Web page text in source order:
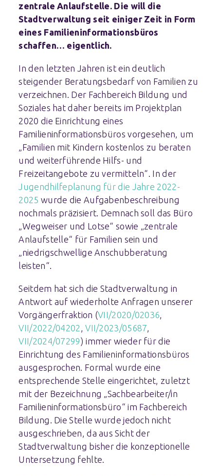
zentrale Anlaufstelle. Die will die
Stadtverwaltung seit einiger Zeit in Form
eines Familieninformationsbüros
schaffen… eigentlich.
In den letzten Jahren ist ein deutlich
steigender Beratungsbedarf von Familien zu
verzeichnen. Der Fachbereich Bildung und
Soziales hat daher bereits im Projektplan
2020 die Einrichtung eines
Familieninformationsbüros vorgesehen, um
„Familien mit Kindern kostenlos zu beraten
und weiterführende Hilfs- und
Freizeitangebote zu vermitteln“. In der
Jugendhilfeplanung für die Jahre 2022-
2025 wurde die Aufgabenbeschreibung
nochmals präzisiert. Demnach soll das Büro
„Wegweiser und Lotse“ sowie „zentrale
Anlaufstelle“ für Familien sein und
„niedrigschwellige Anschubberatung
leisten“.
Seitdem hat sich die Stadtverwaltung in
Antwort auf wiederholte Anfragen unserer
Vorgängerfraktion (VII/2020/02036
VII/2022/04202 ,VII/2023/05687
VII/2024/07299) immer wieder für die
Einrichtung des Familieninformationsbüros
ausgesprochen. Formal wurde eine
entsprechende Stelle eingerichtet, zuletzt
mit der Bezeichnung „Sachbearbeiter/in
Familieninformationsbüro“ im Fachbereich
Bildung. Die Stelle wurde jedoch nicht
ausgeschrieben, da aus Sicht der
Stadtverwaltung bisher die konzeptionelle
Untersetzung fehlte.